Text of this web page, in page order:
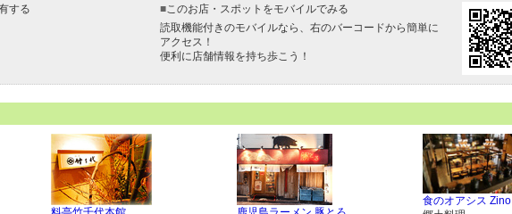
する ■このお店・スポットをモバイルでみる
読取機能付きのモバイルなら、右のバーコードから簡単に
アクセス！
便利に店舗情報を持ち歩こう！
食のオアシス Zino